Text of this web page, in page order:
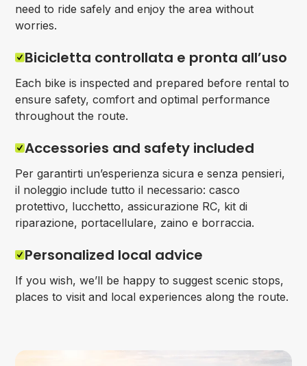
need to ride safely and enjoy the area without
worries.
Bicicletta controllata e pronta all’uso
Each bike is inspected and prepared before rental to
ensure safety, comfort and optimal performance
throughout the route.
Accessories and safety included
Per garantirti un’esperienza sicura e senza pensieri,
il noleggio include tutto il necessario: casco
protettivo, lucchetto, assicurazione RC, kit di
riparazione, portacellulare, zaino e borraccia.
Personalized local advice
If you wish, we’ll be happy to suggest scenic stops,
places to visit and local experiences along the route.